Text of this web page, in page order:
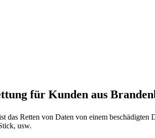
für Kunden aus
das Retten von Daten von einem
usw.